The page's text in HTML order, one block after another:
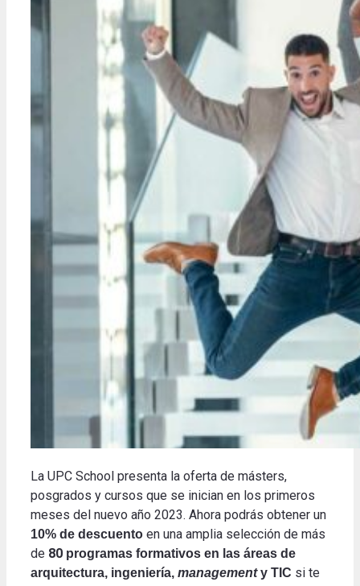
La UPC School presenta la oferta de másters,
posgrados y cursos que se inician en los primeros
meses del nuevo año 2023. Ahora podrás obtener un
10% de descuento en una amplia selección de más
de 80 programas formativos en las áreas de
arquitectura, ingeniería, managementy TIC si te